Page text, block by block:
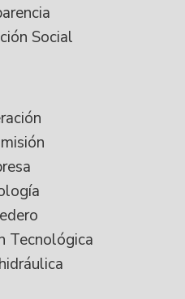
Social
Tecnológica